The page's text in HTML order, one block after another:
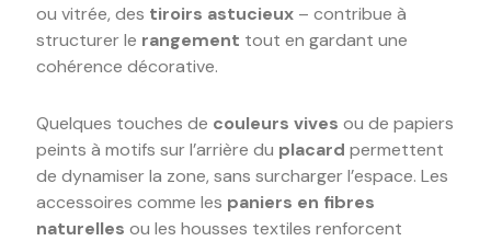
ou vitrée, des tiroirs astucieux – contribue à
structurer le rangement tout en gardant une
cohérence décorative.
Quelques touches de couleurs vives ou de papiers
peints à motifs sur l’arrière du placard permettent
de dynamiser la zone, sans surcharger l’espace. Les
accessoires comme les paniers en fibres
naturelles ou les housses textiles renforcent